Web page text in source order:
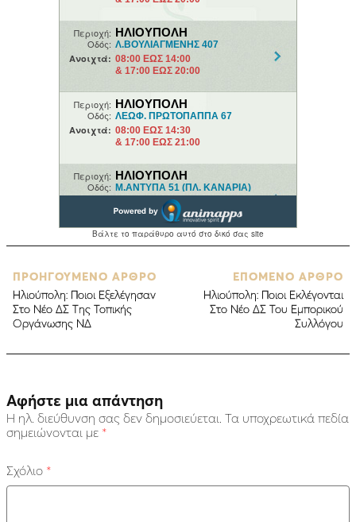
ΠΡΟΗΓΟΥΜΕΝΟ ΑΡΘΡΟ
Ηλιούπολη: Ποιοι Εξελέγησαν
Στο Νέο ΔΣ Της Τοπικής
Οργάνωσης ΝΔ
ΕΠΟΜΕΝΟ ΑΡΘΡΟ
Ηλιούπολη: Ποιοι Εκλέγονται
Στο Νέο ΔΣ Του Εμπορικού
Συλλόγου
Αφήστε μια απάντηση
Η ηλ. διεύθυνση σας δεν δημοσιεύεται. Τα υποχρεωτικά πεδία
σημειώνονται με *
Σχόλιο *